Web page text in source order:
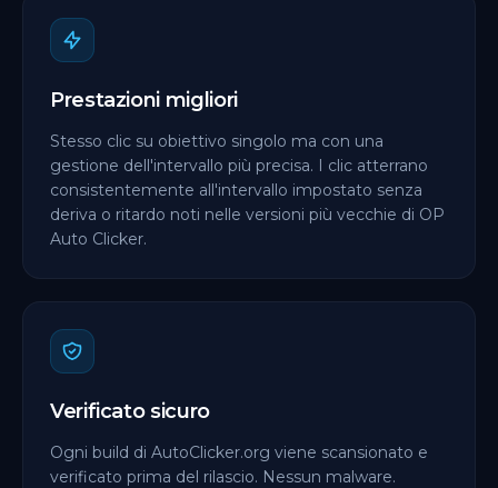
Prestazioni migliori
Stesso clic su obiettivo singolo ma con una
gestione dell'intervallo più precisa. I clic atterrano
consistentemente all'intervallo impostato senza
deriva o ritardo noti nelle versioni più vecchie di OP
Auto Clicker.
Verificato sicuro
Ogni build di AutoClicker.org viene scansionato e
verificato prima del rilascio. Nessun malware.